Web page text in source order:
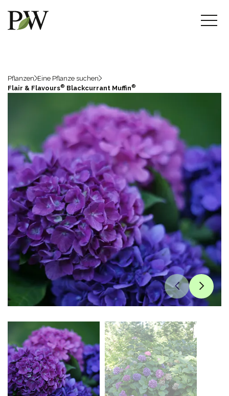
Pflanzen Eine Pflanze suchen
Flair & Flavours® Blackcurrant Muffin®